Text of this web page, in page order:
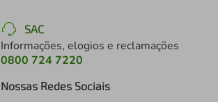
SAC
Informações, elogios e reclamações
0800 724 7220
Nossas Redes Sociais